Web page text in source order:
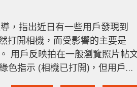
，指出近日有一些用戶發現到
打開相機，而受影響的主要是
色指示 (相機已打開)，但用戶卻